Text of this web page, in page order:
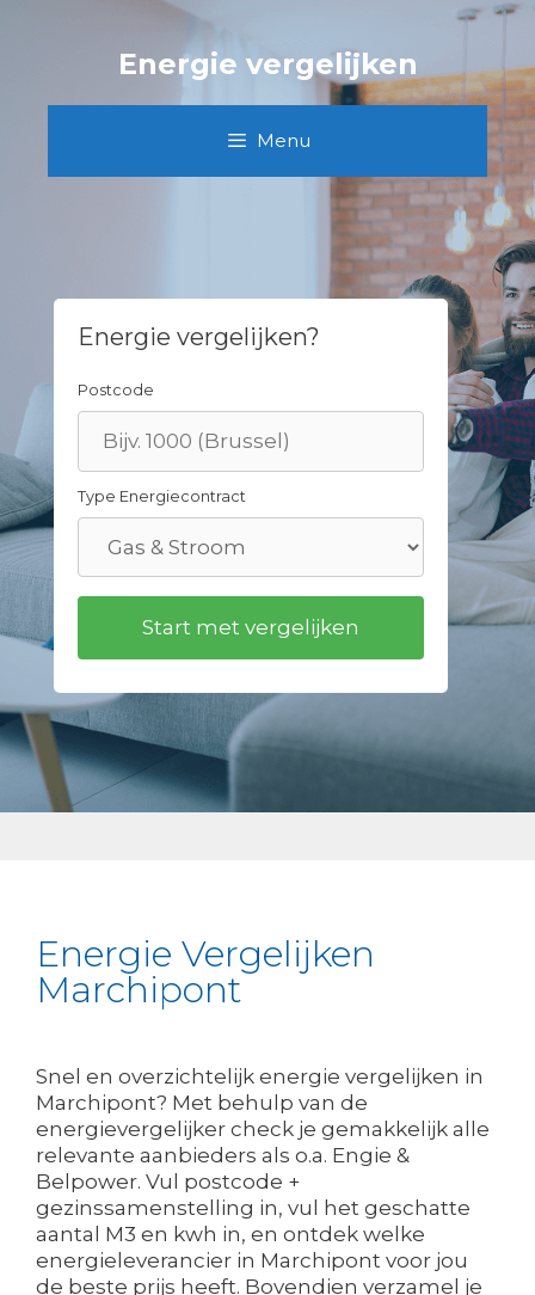
Energie vergelijken
Menu
Energie vergelijken?
Postcode
Type Energiecontract
Energie Vergelijken
Marchipont
Snel en overzichtelijk energie vergelijken in
Marchipont? Met behulp van de
energievergelijker check je gemakkelijk alle
relevante aanbieders als o.a. Engie &
Belpower. Vul postcode +
gezinssamenstelling in, vul het geschatte
aantal M3 en kwh in, en ontdek welke
energieleverancier in Marchipont voor jou
de beste prijs heeft. Bovendien verzamel je